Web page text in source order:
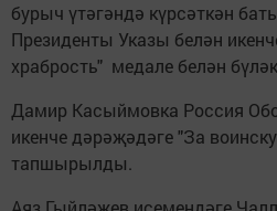
бурыч үтәгәндә күрсәткән
Президенты Указы белән
храбрость" медале белән
Дамир Касыймовка Россия
икенче дәрәҗәдәге "За
тапшырылды.